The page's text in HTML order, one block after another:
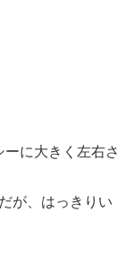
に大きく左右さ
が、はっきりい